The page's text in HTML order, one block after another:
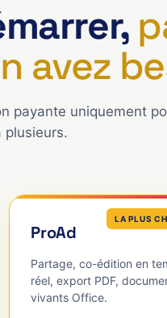
avez
payante uniquement
plusieurs.
LA PLUS
ProAd
Partage, co-édition en
réel, export PDF,
vivants Office.